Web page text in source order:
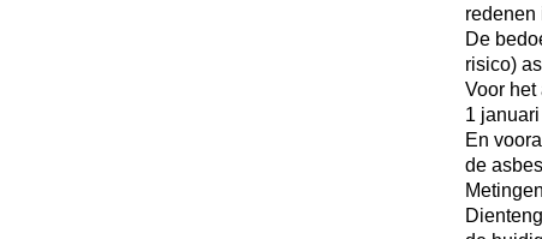
redenen
De
risico)
Voor het
1
En
de